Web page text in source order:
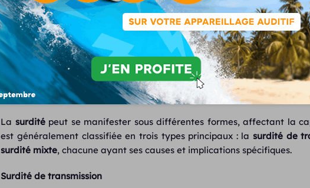
Plus de 90 décibels :
Surditéprofonde – Les personnes
perçoivent généralement plus les sons de la parole.
Quels sont les différents
La surditépeut se manifester sous différentes formes, affectant la
est généralement classifiée en trois types principaux : la surdité de
surdité mixte, chacune ayant ses causes et implications spécifiques.
Surdité de transmission